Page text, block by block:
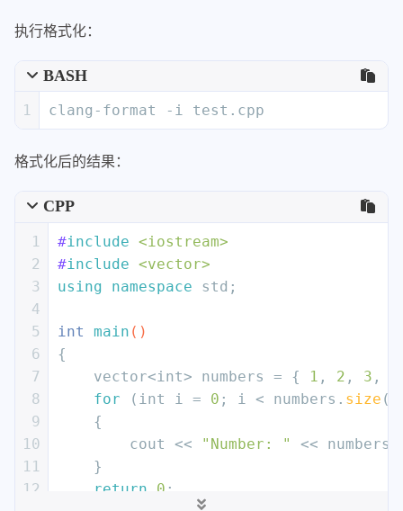
65
67
69
71
73
74
75
76
77
78
79
80
81
82
83
84
85
BraceWrapping:
AfterClass:
AfterControlStatement:
AfterEnum:
false
AfterFunction:
AfterStruct:
AfterUnion:
BeforeCatch:
BeforeLambdaBody:
IndentBraces:
false
SplitEmptyFunction:
true
SplitEmptyRecord:
SplitEmptyNamespace:
true
BreakAdjacentStringLiterals:
BreakAfterAttributes:
BreakAfterJavaFieldAnnotations:
执行格式化：
BASH
1 clang-format -i test.cpp
格式化后的结果：
CPP
1
2
3
4
5
6
7
8
9
10
11
12
#include <iostream>
#include <vector>
using
namespace std;
int main ()
{
    vector<
int> numbers = { 1 , 2 , 3 ,
for ( int i = 0 ; i < numbers. size
    {
        cout <<
"Number: "
<<
    }
return
0 ;